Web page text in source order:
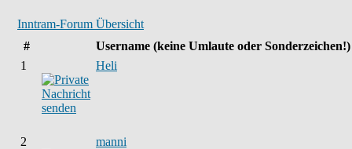
Inntram-Forum Übersicht
#
Username (keine Umlaute oder Sonderzeichen!)
1
Heli
2 manni